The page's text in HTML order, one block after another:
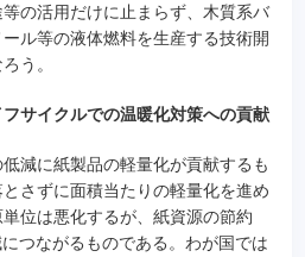
の活用だけに止まらず、木質系バ
ル等の液体燃料を生産する技術開
う。
サイクルでの温暖化対策への貢献
減に紙製品の軽量化が貢献するも
さずに面積当たりの軽量化を進め
位は悪化するが、紙資源の節約
つながるものである。わが国では